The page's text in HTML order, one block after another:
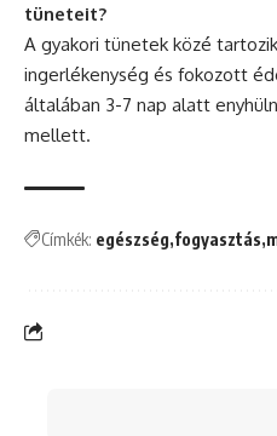
tüneteit?
A gyakori tünetek közé
ingerlékenység és fokozott
általában 3-7 nap alatt
mellett.
Címkék: egészség fogyasztás